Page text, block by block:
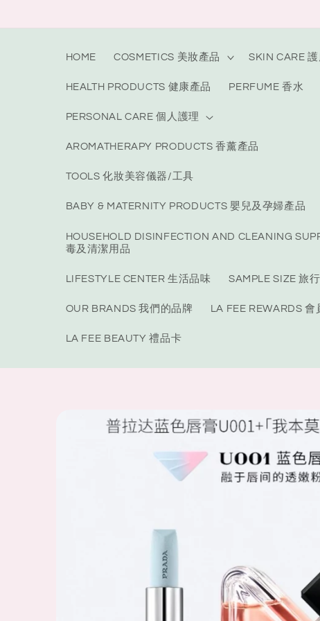
HOME COSMETICS 美妝產品 SKIN CARE
HEALTH PRODUCTS 健康產品 PERFUME 香水
PERSONAL CARE 個人護理
AROMATHERAPY PRODUCTS 香薰產品
TOOLS 化妝美容儀器/工具
BABY & MATERNITY PRODUCTS 嬰兒及孕婦產品
HOUSEHOLD DISINFECTION AND CLEANING
毒及清潔用品
LIFESTYLE CENTER 生活品味 SAMPLE SIZE 旅
OUR BRANDS 我們的品牌 LA FEE REWARDS 會
LA FEE BEAUTY 禮品卡
product